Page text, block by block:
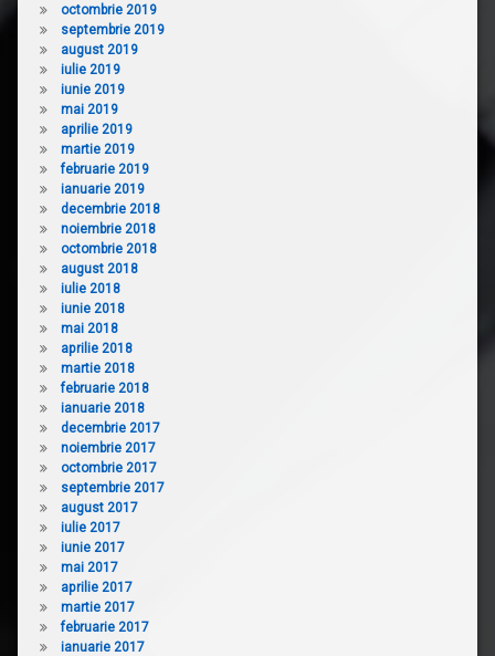
octombrie 2019
septembrie 2019
august 2019
iulie 2019
iunie 2019
mai 2019
aprilie 2019
martie 2019
februarie 2019
ianuarie 2019
decembrie 2018
noiembrie 2018
octombrie 2018
august 2018
iulie 2018
iunie 2018
mai 2018
aprilie 2018
martie 2018
februarie 2018
ianuarie 2018
decembrie 2017
noiembrie 2017
octombrie 2017
septembrie 2017
august 2017
iulie 2017
iunie 2017
mai 2017
aprilie 2017
martie 2017
februarie 2017
ianuarie 2017